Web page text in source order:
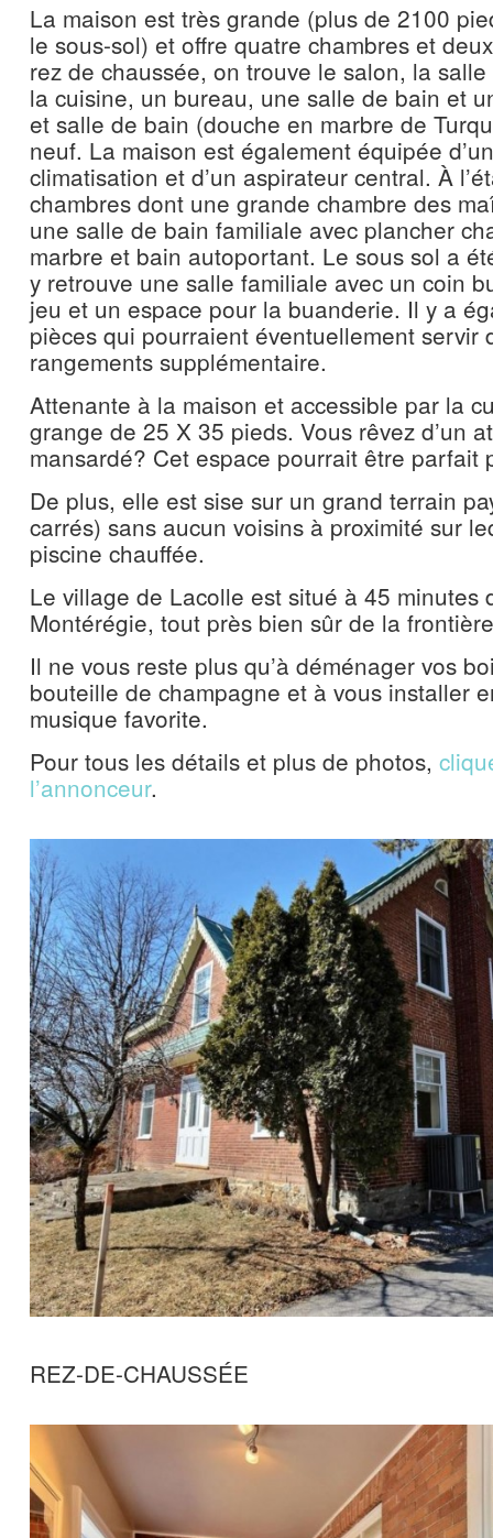
La maison est très grande (plus de 2100
le sous-sol) et offre quatre chambres et
rez de chaussée, on trouve le salon, la
la cuisine, un bureau, une salle de bain et
et salle de bain (douche en marbre de
neuf. La maison est également équipée
climatisation et d’un aspirateur central. À
chambres dont une grande chambre des
une salle de bain familiale avec plancher
marbre et bain autoportant. Le sous sol a
y retrouve une salle familiale avec un coin
jeu et un espace pour la buanderie. Il y a
pièces qui pourraient éventuellement servir
rangements supplémentaire.
Attenante à la maison et accessible par la
grange de 25 X 35 pieds. Vous rêvez d’un
mansardé? Cet espace pourrait être parfait
De plus, elle est sise sur un grand terrain
carrés) sans aucun voisins à proximité sur
piscine chauffée.
Le village de Lacolle est situé à 45 minutes
Montérégie, tout près bien sûr de la
Il ne vous reste plus qu’à déménager vos
bouteille de champagne et à vous installer
musique favorite.
Pour tous les détails et plus de photos,
l’annonceur.
REZ-DE-CHAUSSÉE